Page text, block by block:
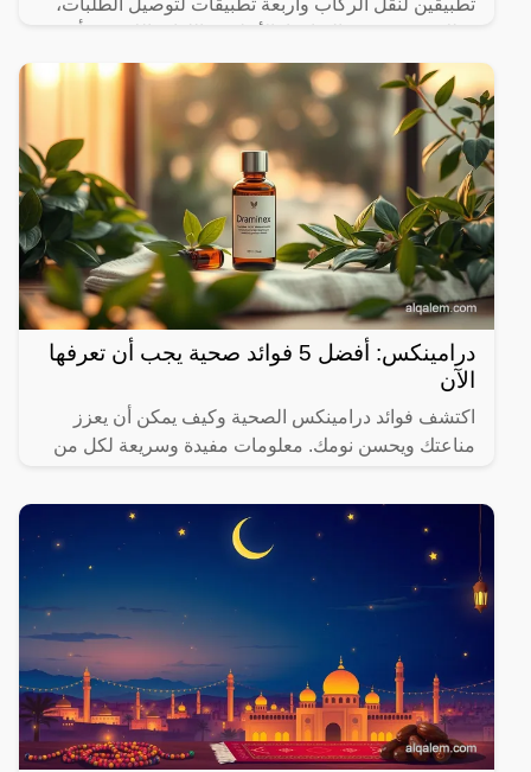
تطبيقين لنقل الركاب وأربعة تطبيقات لتوصيل الطلبات،
درامينكس: أفضل 5 فوائد صحية يجب أن تعرفها
الآن
اكتشف فوائد درامينكس الصحية وكيف يمكن أن يعزز
مناعتك ويحسن نومك. معلومات مفيدة وسريعة لكل من